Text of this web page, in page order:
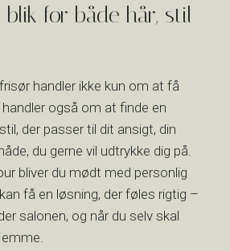
for både hår, stil
handler ikke kun om at få
også om at finde en
der passer til dit ansigt, din
du gerne vil udtrykke dig på.
bliver du mødt med personlig
få en løsning, der føles rigtig –
salonen, og når du selv skal